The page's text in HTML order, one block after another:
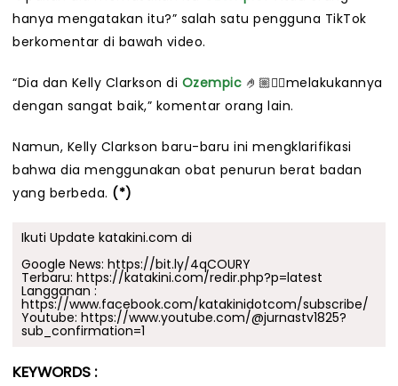
hanya mengatakan itu?” salah satu pengguna TikTok
berkomentar di bawah video.
“Dia dan Kelly Clarkson di Ozempic 🤌🏼😮‍💨melakukannya
dengan sangat baik,” komentar orang lain.
Namun, Kelly Clarkson baru-baru ini mengklarifikasi
bahwa dia menggunakan obat penurun berat badan
yang berbeda. (*)
Ikuti Update katakini.com di
Google News: https://bit.ly/4qCOURY
Terbaru: https://katakini.com/redir.php?p=latest
Langganan :
https://www.facebook.com/katakinidotcom/subscribe/
Youtube: https://www.youtube.com/@jurnastv1825?
sub_confirmation=1
KEYWORDS :